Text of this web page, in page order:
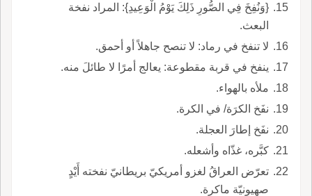
{وَنُفِخَ فِي الصُّورِ ذَلِكَ يَوْمُ الْوَعِيدِ}: المراد نفخة
البعث.
لا تنفخ في رماد: لا تنصح جاهلاً أو أحمق.
ينفخ في قربة مقطوعة: يعالج أمرًا لا طائلَ منه.
ملأه بالهواء.
نفَخ الكرَة/ في الكرة.
نفَخ إطارَ العجلة.
كبَّره، غذّاه وأشعله.
تعرّض العراقُ لغزو أمريكيّ بريطانيّ نفخته أَيْدٍ
صهيونيّة ماكرة.